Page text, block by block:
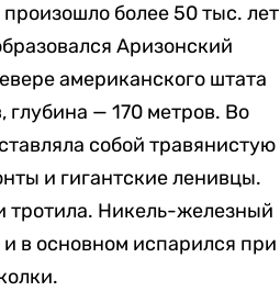
более 50 тыс. лет
Аризонский
американского штата
глубина — 170 метров. Во
собой травянистую
и гигантские ленивцы.
тротила. Никель-железный
в основном испарился при